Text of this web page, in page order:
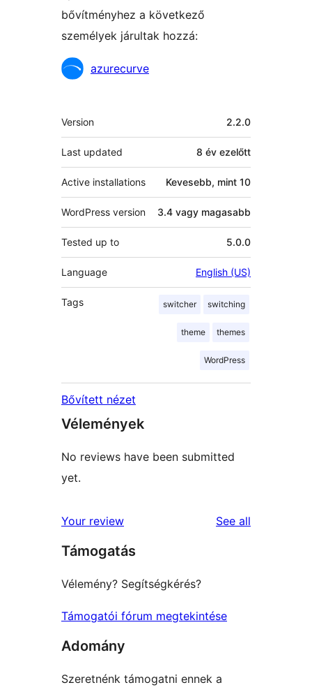
bővítményhez a következő
személyek járultak hozzá:
Közreműködők
azurecurve
Meta
Version 2.2.0
Last updated 8 év ezelőtt
Active installations Kevesebb, mint 10
WordPress version 3.4 vagy magasabb
Tested up to 5.0.0
Language English (US)
Tags switcher switching
theme themes
WordPress
Bővített nézet
Vélemények
No reviews have been submitted
yet.
Your review See all
Támogatás
Vélemény? Segítségkérés?
Támogatói fórum megtekintése
Adomány
Szeretnénk támogatni ennek a